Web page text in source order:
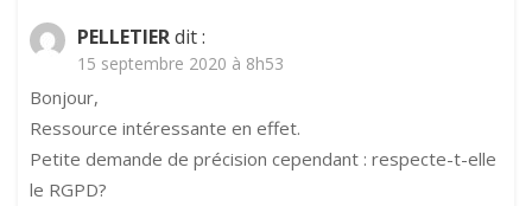
l’activité
de
PELLETIERdit :
15 septembre 2020 à 8h53
Bonjour,
Ressource intéressante en effet.
Petite demande de précision cependant : respecte-t-elle
le RGPD?